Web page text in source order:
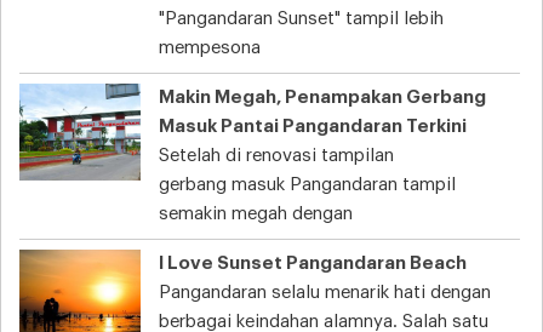
"Pangandaran Sunset" tampil lebih
mempesona
Makin Megah, Penampakan Gerbang
Masuk Pantai Pangandaran Terkini
Setelah di renovasi tampilan
gerbang masuk Pangandaran tampil
semakin megah dengan
I Love Sunset Pangandaran Beach
Pangandaran selalu menarik hati dengan
berbagai keindahan alamnya. Salah satu